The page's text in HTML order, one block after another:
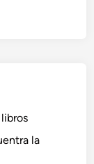
la